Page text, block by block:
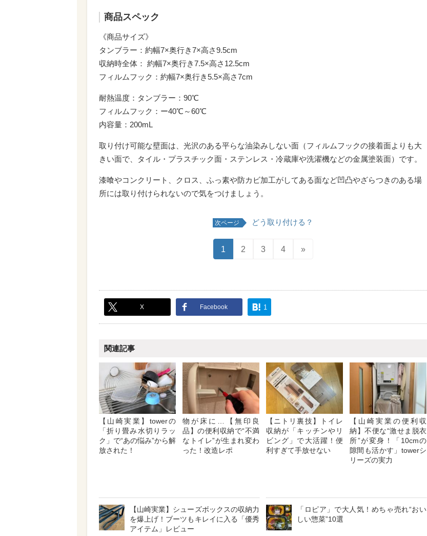
商品スペック
《商品サイズ》
タンブラー：約幅7×奥行き7×高さ9.5cm
収納時全体： 約幅7×奥行き7.5×高さ12.5cm
フィルムフック：約幅7×奥行き5.5×高さ7cm
耐熱温度：タンブラー：90℃
フィルムフック：ー40℃～60℃
内容量：200mL
取り付け可能な壁面は、光沢のある平らな油染みしない面（フィルムフックの接着面よりも大
きい面で、タイル・プラスチック面・ステンレス・冷蔵庫や洗濯機などの金属塗装面）です。
漆喰やコンクリート、クロス、ふっ素や防カビ加工がしてある面など凹凸やざらつきのある場
所には取り付けられないので気をつけましょう。
次ページ どう取り付ける？
1 2 3 4 »
X Facebook 1
関連記事
【山崎実業】towerの
「折り畳み水切りラッ
ク」で“あの悩み”から解
放された！
物が床に…【無印良
品】の便利収納で“不満
なトイレ”が生まれ変わ
った！改造レポ
【ニトリ裏技】トイレ
収納が「キッチンやリ
ビング」で大活躍！便
利すぎて手放せない
【山崎実業の便利収
納】不便な“激せま脱衣
所”が変身！「10cmの
隙間も活かす」towerシ
リーズの実力
【山崎実業】シューズボックスの収納力
を爆上げ！ブーツもキレイに入る「優秀
アイテム」レビュー
「ロピア」で大人気！めちゃ売れ“おい
しい惣菜”10選